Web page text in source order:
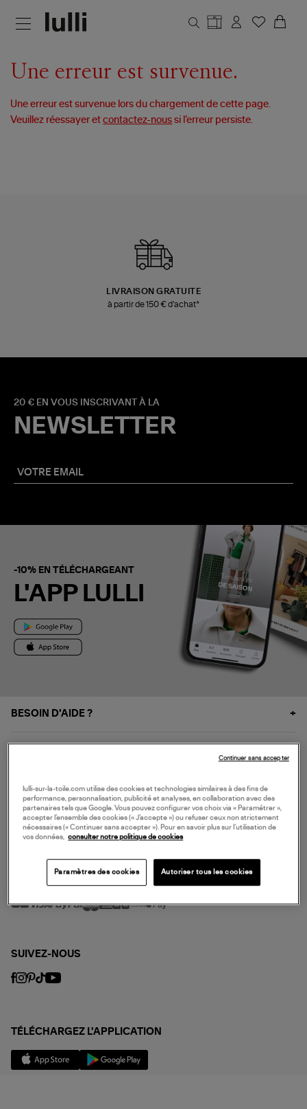
Une erreur est survenue.
Une erreur est survenue lors du chargement de cette page.
Veuillez réessayer etcontactez-nous si l’erreur persiste.
LIVRAISON GRATUITE
à partir de 150 € d'achat*
20 € EN VOUS INSCRIVANT À LA
NEWSLETTER
-10% EN TÉLÉCHARGEANT
L'APP LULLI
BESOIN D'AIDE ?
NOS SERVICES
SERVICE CLIENT
MODE DE PAIEMENT
SUIVEZ-NOUS
TÉLÉCHARGEZ L'APPLICATION
lulli-sur-la-toile.com utilise des cookies et technologies similaires à des fins de
performance, personnalisation, publicité et analyses, en collaboration avec des
partenaires tels que Google. Vous pouvez configurer vos choix via « Paramétrer »,
accepter l’ensemble des cookies (« J’accepte ») ou refuser ceux non strictement
nécessaires (« Continuer sans accepter »). Pour en savoir plus sur l’utilisation de
vos données,
consulter notre politique de cookies
Paramètres des cookies Autoriser tous les cookies
Continuer sans accepter